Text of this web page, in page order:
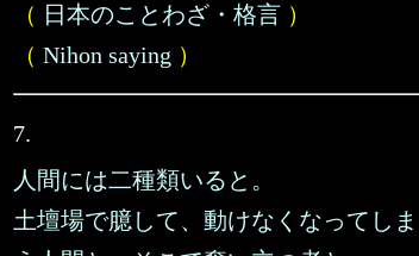
（ 日本のことわざ・格言 ）
（ Nihon saying ）
7.
人間には二種類いると。
土壇場で臆して、動けなくなってしま